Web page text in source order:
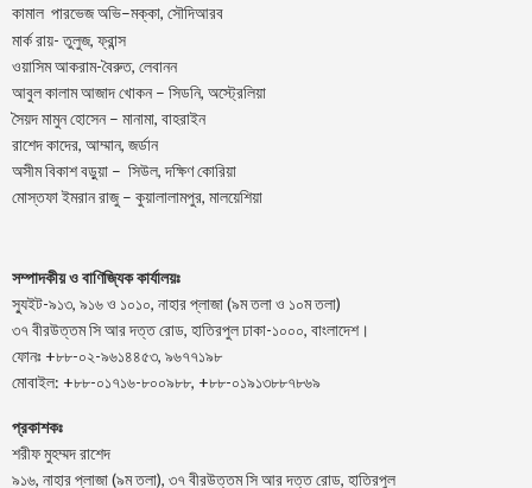
কামাল পারভেজ অভি–মক্কা, সৌদিআরব
মার্ক রায়- তুলুজ, ফ্রান্স
ওয়াসিম আকরাম-বৈরুত, লেবানন
আবুল কালাম আজাদ খোকন – সিডনি, অস্ট্রেলিয়া
সৈয়দ মামুন হোসেন – মানামা, বাহরাইন
রাশেদ কাদের, আম্মান, জর্ডান
অসীম বিকাশ বড়ুয়া – সিউল, দক্ষিণ কোরিয়া
মোস্তফা ইমরান রাজু – কুয়ালালামপুর, মালয়েশিয়া
সম্পাদকীয় ও বাণিজ্যিক কার্যালয়ঃ
স্যুইট-৯১৩, ৯১৬ ও ১০১০, নাহার প্লাজা (৯ম তলা ও ১০ম তলা)
৩৭ বীরউত্তম সি আর দত্ত রোড, হাতিরপুল ঢাকা-১০০০, বাংলাদেশ।
ফোনঃ +৮৮-০২-৯৬১৪৪৫৩, ৯৬৭৭১৯৮
মোবাইল: +৮৮-০১৭১৬-৮০০৯৮৮, +৮৮-০১৯১৩৮৮৭৮৬৯
প্রকাশকঃ
শরীফ মুহম্মদ রাশেদ
৯১৬, নাহার প্লাজা (৯ম তলা), ৩৭ বীরউত্তম সি আর দত্ত রোড, হাতিরপুল